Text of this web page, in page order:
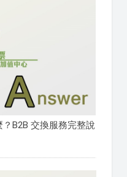
B2B 交換服務完整說